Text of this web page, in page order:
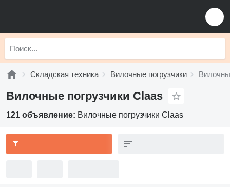
Складская техника Вилочные погрузчики
Вилочные погрузчики Claas
121 объявление: Вилочные погрузчики Claas